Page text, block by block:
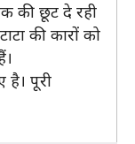
की छूट दे रही
की कारों को
पूरी